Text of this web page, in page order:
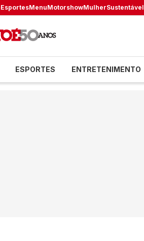
EsportesMenuMotorshowMulherSustentável
ESPORTES ENTRETENIMENTO